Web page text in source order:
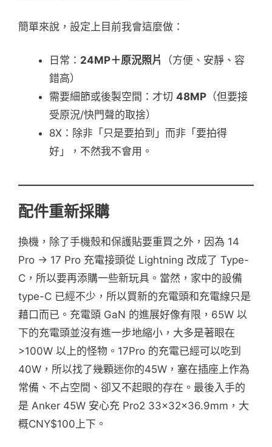
簡單來說，設定上目前我會這麼做：
日常： 24MP＋原況照片
（方便、安靜、容
錯高）
需要細節或後製空間：才切 48MP （但要接
受原況/快門聲的取捨）
8X：除非「只是要拍到」而非「要拍得
好」，不然我不會用。
配件重新採購
換機，除了手機殼和保護貼要重買之外，因為 14
Pro -> 17 Pro 充電接頭從 Lightning 改成了 Type-
C，所以要再添購一些新玩具。當然，家中的設備
type-C 已經不少，所以買新的充電頭和充電線只是
藉口而已。充電頭 GaN 的進展好像有限，65W 以
下的充電頭並沒有進一步地縮小，大多是著眼在
>100W 以上的怪物。17Pro 的充電已經可以吃到
40W，所以找了幾顆迷你的45W，塞在插座上作為
常備、不占空間、卻又不起眼的存在。最後入手的
是 Anker 45W 安心充 Pro2 33x32x36.9mm，大
概CNY$100上下。